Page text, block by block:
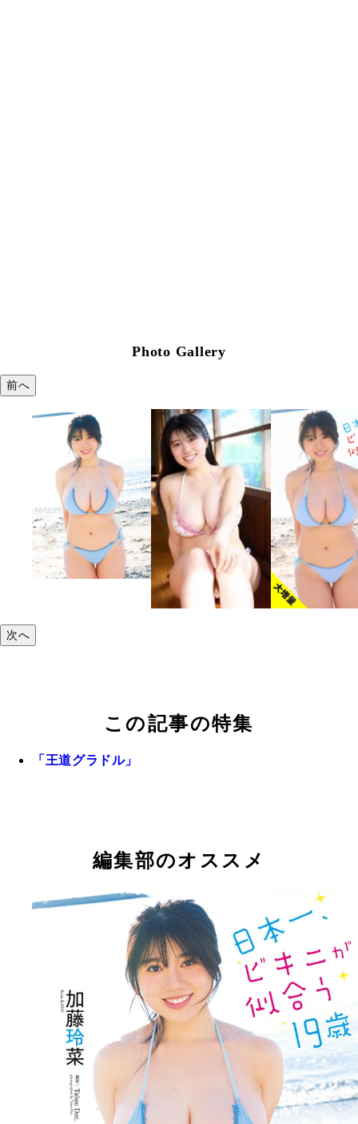
Photo Gallery
前へ
次へ
この記事の特集
「王道グラドル」
編集部のオススメ